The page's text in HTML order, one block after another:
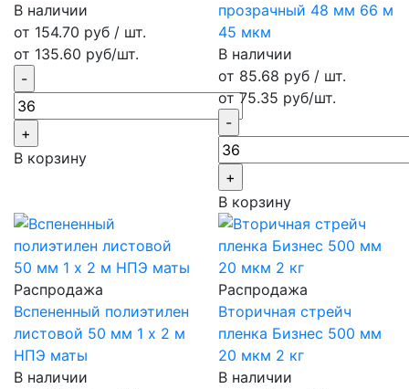
В наличии
от 154.70 руб / шт.
от 135.60 руб/шт.
В корзину
прозрачный 48 мм 66 м
45 мкм
В наличии
от 85.68 руб / шт.
от 75.35 руб/шт.
В корзину
Распродажа
Вспененный полиэтилен
листовой 50 мм 1 х 2 м
НПЭ маты
В наличии
Распродажа
Вторичная стрейч
пленка Бизнес 500 мм
20 мкм 2 кг
В наличии